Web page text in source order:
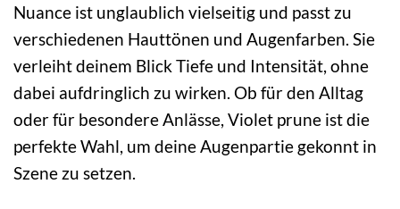
Nuance ist unglaublich vielseitig und passt zu
verschiedenen Hauttönen und Augenfarben. Sie
verleiht deinem Blick Tiefe und Intensität, ohne
dabei aufdringlich zu wirken. Ob für den Alltag
oder für besondere Anlässe, Violet prune ist die
perfekte Wahl, um deine Augenpartie gekonnt in
Szene zu setzen.